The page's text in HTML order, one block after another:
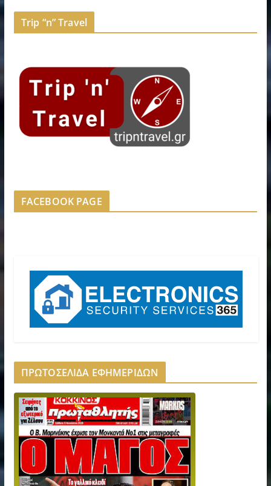
Trip “n” Travel
FACEBOOK PAGE
ΠΡΩΤΟΣΕΛΙΔΑ ΕΦΗΜΕΡΙΔΩΝ